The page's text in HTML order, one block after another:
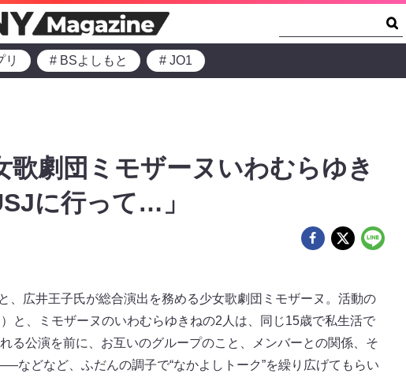
リ # BSよしもと # JO1
歌劇団ミモザーヌいわむらゆき
に行って…」
、広井王子氏が総合演出を務める少女歌劇団ミモザーヌ。活動の
と、ミモザーヌのいわむらゆきねの2人は、同じ15歳で私生活で
る公演を前に、お互いのグループのこと、メンバーとの関係、そ
などなど、ふだんの調子で“なかよしトーク”を繰り広げてもらい